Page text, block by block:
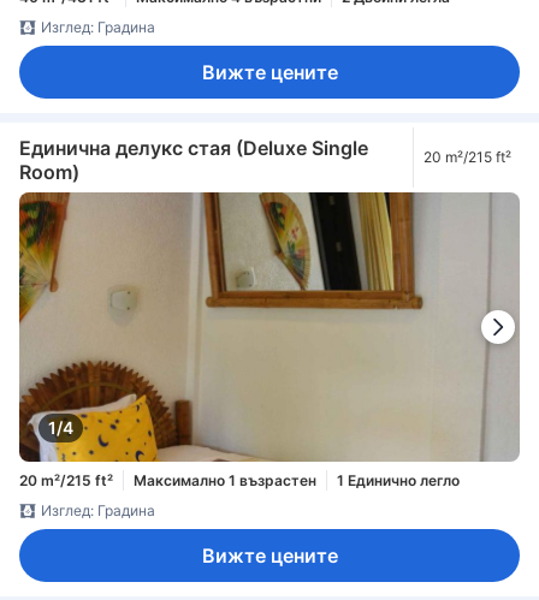
Изглед: Градина
Вижте цените
Единична делукс стая (Deluxe Single
Room)
20 m²/215 ft²
1/4
20 m²/215 ft² Максимално 1 възрастен
1 Единично легло
Изглед: Градина
Вижте цените